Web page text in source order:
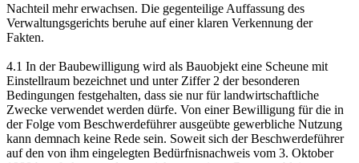
Nachteil mehr erwachsen. Die gegenteilige Auffassung des
Verwaltungsgerichts beruhe auf einer klaren Verkennung der
Fakten.
4.1 In der Baubewilligung wird als Bauobjekt eine Scheune mit
Einstellraum bezeichnet und unter Ziffer 2 der besonderen
Bedingungen festgehalten, dass sie nur für landwirtschaftliche
Zwecke verwendet werden dürfe. Von einer Bewilligung für die in
der Folge vom Beschwerdeführer ausgeübte gewerbliche Nutzung
kann demnach keine Rede sein. Soweit sich der Beschwerdeführer
auf den von ihm eingelegten Bedürfnisnachweis vom 3. Oktober